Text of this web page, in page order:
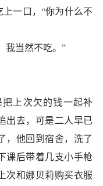
一口，“你为什么不
我当然不吃。”
上次欠的钱一起补
出去，可是二人早已
，他回到宿舍，洗了
课后带着几支小手枪
次和娜贝莉购买衣服